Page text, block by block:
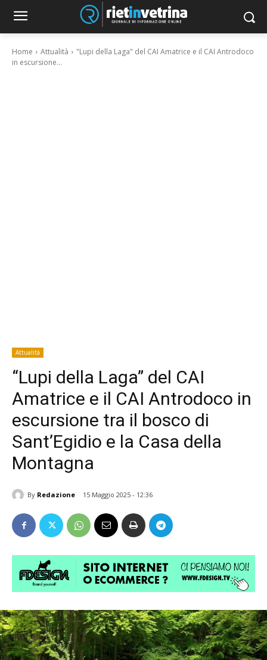
Home Attualità
"Lupi della Laga" del CAI Amatrice e il CAI Antrodoco
in escursione...
Attualità
“Lupi della Laga” del CAI
Amatrice e il CAI Antrodoco in
escursione tra il bosco di
Sant’Egidio e la Casa della
Montagna
By Redazione 15 Maggio 2025 - 12:36